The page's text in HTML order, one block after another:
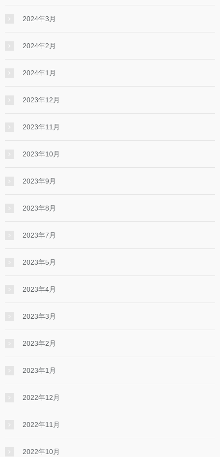
2024年3月
2024年2月
2024年1月
2023年12月
2023年11月
2023年10月
2023年9月
2023年8月
2023年7月
2023年5月
2023年4月
2023年3月
2023年2月
2023年1月
2022年12月
2022年11月
2022年10月